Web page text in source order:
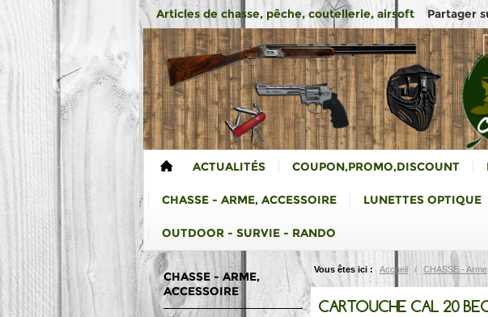
Articles de chasse, pêche, coutellerie, airsoft Partager
ACTUALITÉS COUPON,PROMO,DISCOUNT
CHASSE - ARME, ACCESSOIRE LUNETTES OPTIQUE
OUTDOOR - SURVIE - RANDO
CHASSE - ARME,
ACCESSOIRE
Vous êtes ici : Accueil / CHASSE -
CARTOUCHE CAL 20